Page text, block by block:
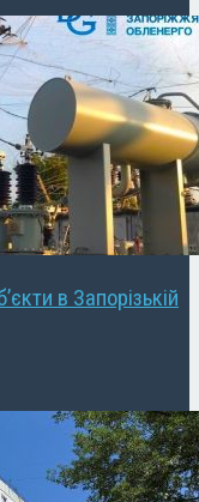
в Запорізькій